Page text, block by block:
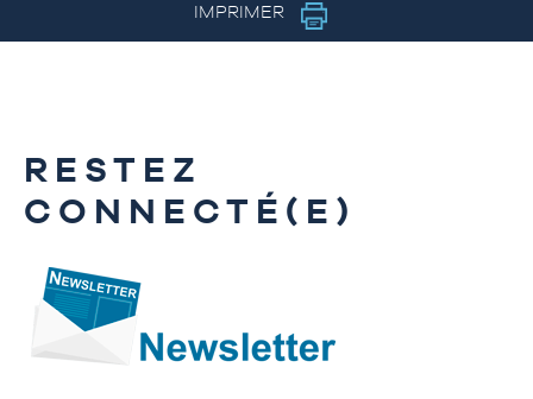
IMPRIMER
RESTEZ
CONNECTÉ(E)